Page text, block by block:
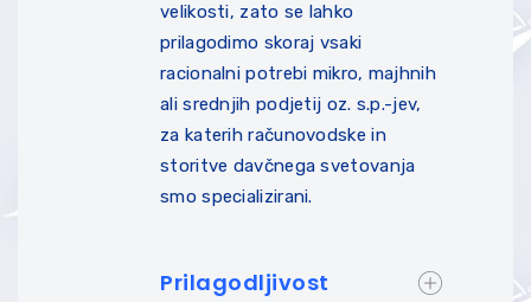
velikosti, zato se lahko
prilagodimo skoraj vsaki
racionalni potrebi mikro, majhnih
ali srednjih podjetij oz. s.p.-jev,
za katerih računovodske in
storitve davčnega svetovanja
smo specializirani.
Prilagodljivost